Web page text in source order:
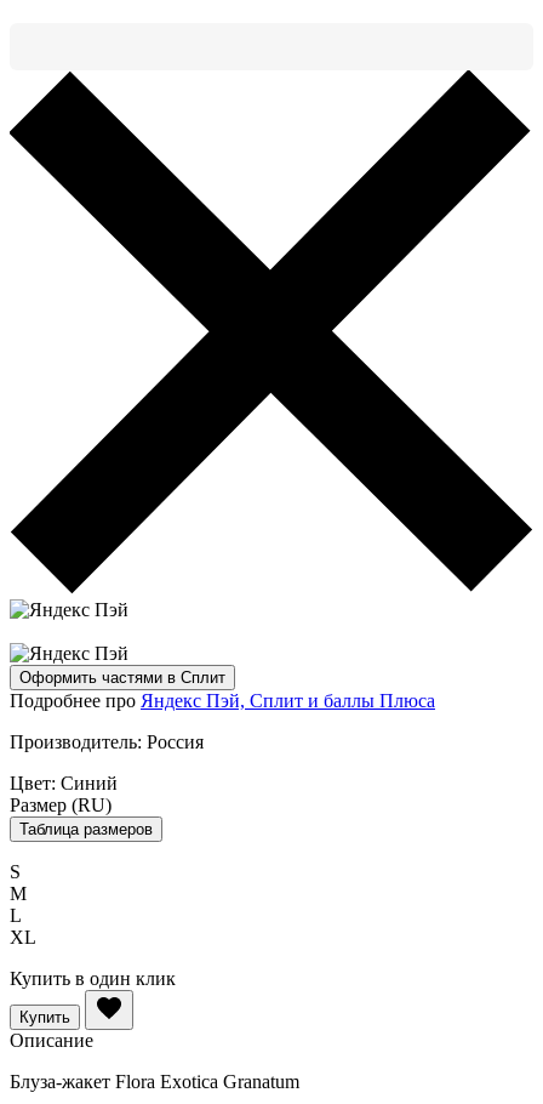
Оформить частями в Сплит
Подробнее про Яндекс Пэй, Сплит и баллы Плюса
Производитель: Россия
Цвет: Синий
Размер (RU)
Таблица размеров
S
M
L
XL
Купить в один клик
Купить
Описание
Блуза-жакет Flora Exotica Granatum